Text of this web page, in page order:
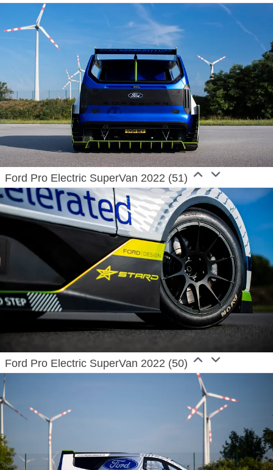
Ford Pro Electric SuperVan 2022 (51)
Ford Pro Electric SuperVan 2022 (50)